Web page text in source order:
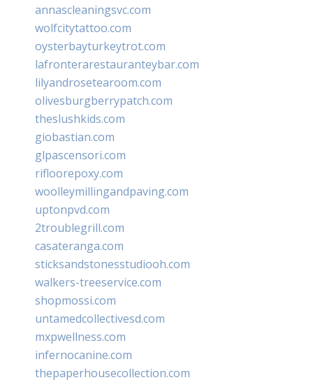
annascleaningsvc.com
wolfcitytattoo.com
oysterbayturkeytrot.com
lafronterarestauranteybar.com
lilyandrosetearoom.com
olivesburgberrypatch.com
theslushkids.com
giobastian.com
glpascensori.com
rifloorepoxy.com
woolleymillingandpaving.com
uptonpvd.com
2troublegrill.com
casateranga.com
sticksandstonesstudiooh.com
walkers-treeservice.com
shopmossi.com
untamedcollectivesd.com
mxpwellness.com
infernocanine.com
thepaperhousecollection.com